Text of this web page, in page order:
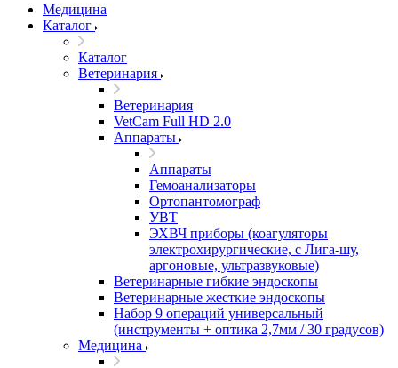
Медицина
Каталог
Каталог
Ветеринария
Ветеринария
VetCam Full HD 2.0
Аппараты
Аппараты
Гемоанализаторы
Ортопантомограф
УВТ
ЭХВЧ приборы (коагуляторы
электрохирургические, с Лига-шу,
аргоновые, ультразвуковые)
Ветеринарные гибкие эндоскопы
Ветеринарные жесткие эндоскопы
Набор 9 операций универсальный
(инструменты + оптика 2,7мм / 30 градусов)
Медицина